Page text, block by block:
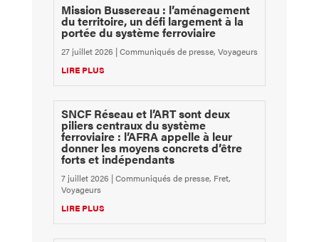
Mission Bussereau : l’aménagement
du territoire, un défi largement à la
portée du système ferroviaire
27 juillet 2026 |Communiqués de presse, Voyageurs
LIRE PLUS
SNCF Réseau et l’ART sont deux
piliers centraux du système
ferroviaire : l’AFRA appelle à leur
donner les moyens concrets d’être
forts et indépendants
7 juillet 2026 |Communiqués de presse, Fret,
Voyageurs
LIRE PLUS